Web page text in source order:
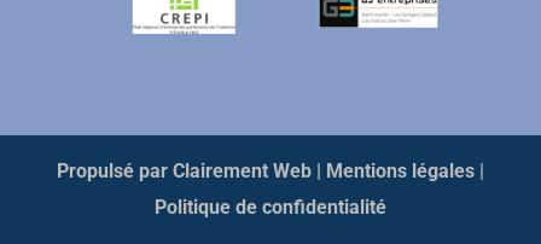
Propulsé par Clairement Web | Mentions légales|
Politique de confidentialité